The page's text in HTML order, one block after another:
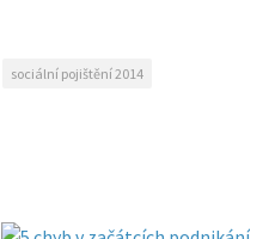
sociální pojištění 2014